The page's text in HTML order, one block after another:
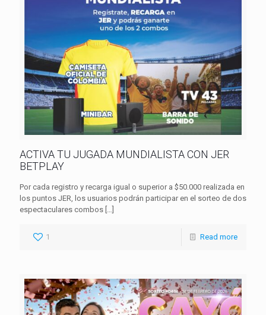
ACTIVA TU JUGADA MUNDIALISTA CON JER
BETPLAY
Por cada registro y recarga igual o superior a $50.000 realizada en
los puntos JER, los usuarios podrán participar en el sorteo de dos
espectaculares combos […]
1 Read more